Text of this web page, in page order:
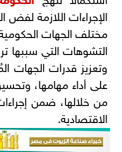
الإجراءات اللازمة لفض
مختلف الجهات
التشوهات التي سببها
وتعزيز قدرات الجهات
على أداء مهامها،
من خلالها، ضمن
الاقتصادية.